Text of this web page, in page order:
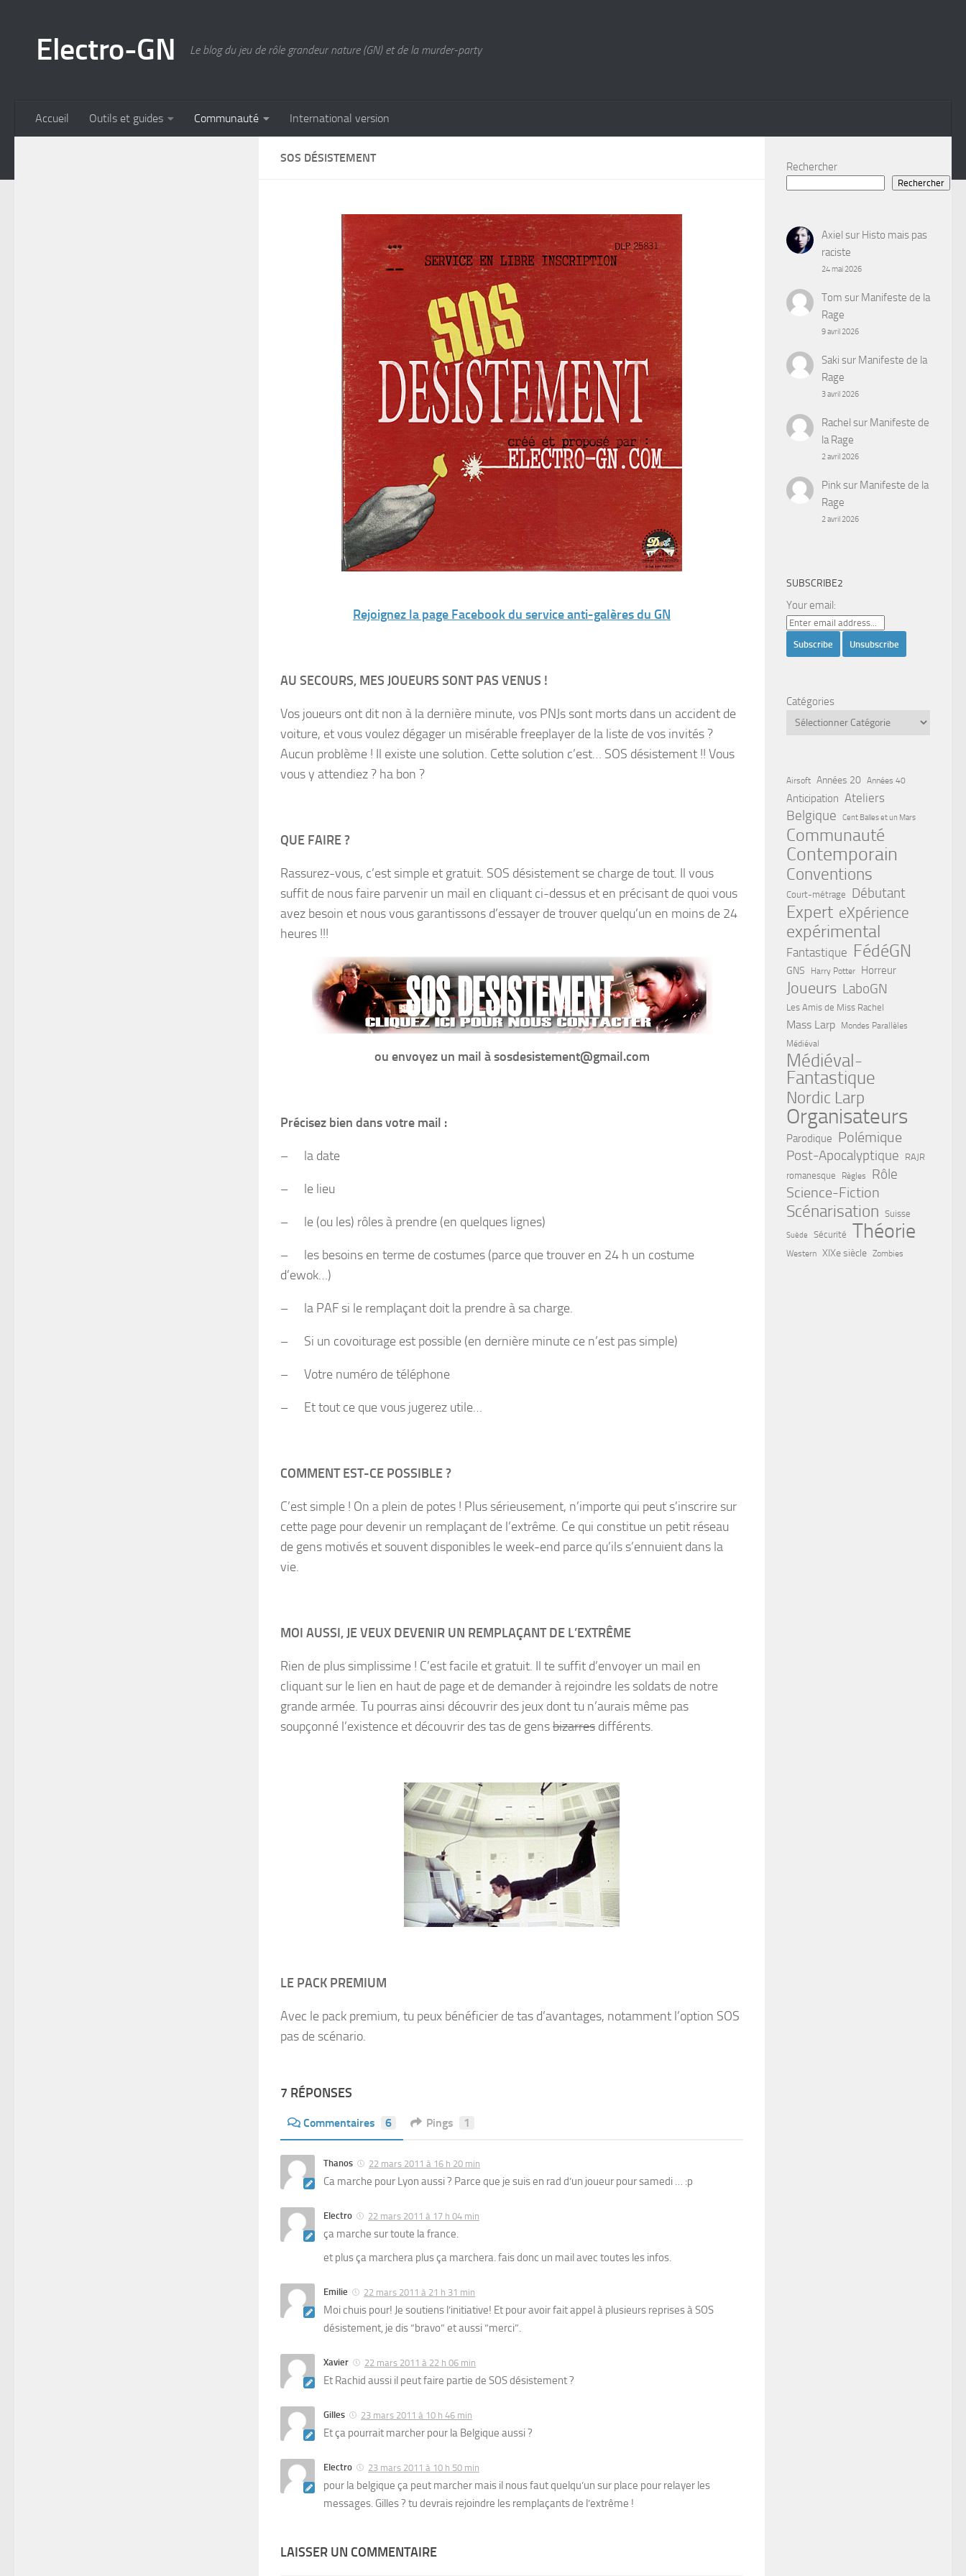
Electro-GN Le blog du jeu de rôle grandeur nature (GN) et de la murder-party
Accueil Outils et guides Communauté International version
SOS DÉSISTEMENT
Rejoignez la page Facebook du service anti-galères du GN
AU SECOURS, MES JOUEURS SONT PAS VENUS !
Vos joueurs ont dit non à la dernière minute, vos PNJs sont morts dans un accident de
voiture, et vous voulez dégager un misérable freeplayer de la liste de vos invités ?
Aucun problème ! Il existe une solution. Cette solution c’est… SOS désistement !! Vous
vous y attendiez ? ha bon ?
QUE FAIRE ?
Rassurez-vous, c’est simple et gratuit. SOS désistement se charge de tout. Il vous
suffit de nous faire parvenir un mail en cliquant ci-dessus et en précisant de quoi vous
avez besoin et nous vous garantissons d’essayer de trouver quelqu’un en moins de 24
heures !!!
ou envoyez un mail à sosdesistement@gmail.com
Précisez bien dans votre mail :
– la date
– le lieu
– le (ou les) rôles à prendre (en quelques lignes)
–
les besoins en terme de costumes (parce que trouver en 24 h un costume
d’ewok…)
– la PAF si le remplaçant doit la prendre à sa charge.
– Si un covoiturage est possible (en dernière minute ce n’est pas simple)
– Votre numéro de téléphone
– Et tout ce que vous jugerez utile…
COMMENT EST-CE POSSIBLE ?
C’est simple ! On a plein de potes ! Plus sérieusement, n’importe qui peut s’inscrire sur
cette page pour devenir un remplaçant de l’extrême. Ce qui constitue un petit réseau
de gens motivés et souvent disponibles le week-end parce qu’ils s’ennuient dans la
vie.
MOI AUSSI, JE VEUX DEVENIR UN REMPLAÇANT DE L’EXTRÊME
Rien de plus simplissime ! C’est facile et gratuit. Il te suffit d’envoyer un mail en
cliquant sur le lien en haut de page et de demander à rejoindre les soldats de notre
grande armée. Tu pourras ainsi découvrir des jeux dont tu n’aurais même pas
soupçonné l’existence et découvrir des tas de gensbizarres différents.
LE PACK PREMIUM
Avec le pack premium, tu peux bénéficier de tas d’avantages, notamment l’option SOS
pas de scénario.
7 RÉPONSES
Commentaires 6 Pings 1
Thanos 22 mars 2011 à 16 h 20 min
Ca marche pour Lyon aussi ? Parce que je suis en rad d’un joueur pour samedi … :p
Electro 22 mars 2011 à 17 h 04 min
ça marche sur toute la france.
et plus ça marchera plus ça marchera. fais donc un mail avec toutes les infos.
Emilie 22 mars 2011 à 21 h 31 min
Moi chuis pour! Je soutiens l’initiative! Et pour avoir fait appel à plusieurs reprises à SOS
désistement, je dis “bravo” et aussi “merci”.
Xavier 22 mars 2011 à 22 h 06 min
Et Rachid aussi il peut faire partie de SOS désistement ?
Gilles 23 mars 2011 à 10 h 46 min
Et ça pourrait marcher pour la Belgique aussi ?
Electro 23 mars 2011 à 10 h 50 min
pour la belgique ça peut marcher mais il nous faut quelqu’un sur place pour relayer les
messages. Gilles ? tu devrais rejoindre les remplaçants de l’extrême !
LAISSER UN COMMENTAIRE
Rechercher
Rechercher
Axiel sur Histo mais pas
raciste
24 mai 2026
Tom sur Manifeste de la
Rage
9 avril 2026
Saki sur Manifeste de la
Rage
3 avril 2026
Rachel sur Manifeste de
la Rage
2 avril 2026
Pinksur Manifeste de la
Rage
2 avril 2026
SUBSCRIBE2
Your email:
Catégories
Airsoft Années 20 Années 40
Anticipation Ateliers
Belgique Cent Balles et un Mars
Communauté
Contemporain
Conventions
Court-métrage Débutant
Expert eXpérience
expérimental
Fantastique FédéGN
GNS Harry Potter Horreur
Joueurs LaboGN
Les Amis de Miss Rachel
Mass Larp
Mondes Parallèles
Médiéval
Médiéval-
Fantastique
Nordic Larp
Organisateurs
Parodique Polémique
Post-Apocalyptique
RAJR
romanesque
Règles
Rôle
Science-Fiction
Scénarisation Suisse
Suède Sécurité Théorie
Western XIXe siècle Zombies